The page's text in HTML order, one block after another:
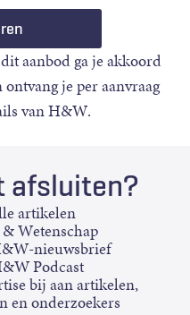
aanbod ga je akkoord
je per aanvraag
van H&W.
afsluiten?
artikelen
Wetenschap
nieuwsbrief
Podcast
bij aan artikelen,
en onderzoekers